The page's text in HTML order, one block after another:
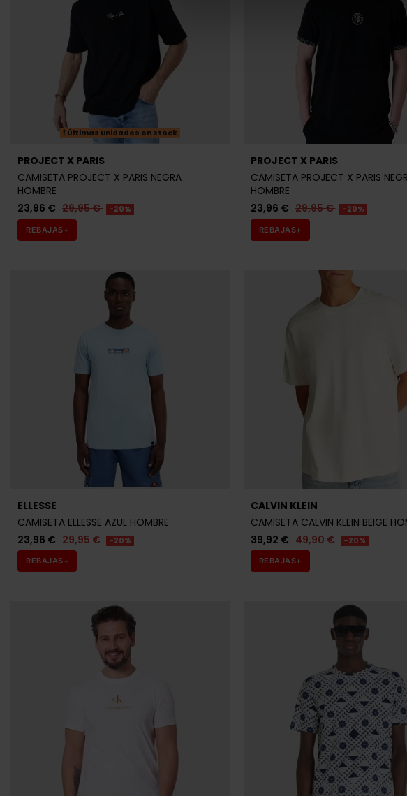
Últimas unidades en stock
PROJECT X PARIS
CAMISETA PROJECT X PARIS NEGRA
HOMBRE
23,96 € 29,95 € -20%
REBAJAS+
PROJECT X PARIS
CAMISETA PROJECT X PARIS
HOMBRE
23,96 € 29,95 € -20%
REBAJAS+
ELLESSE
CAMISETA ELLESSE AZUL HOMBRE
23,96 € 29,95 € -20%
REBAJAS+
CALVIN KLEIN
CAMISETA CALVIN KLEIN BEIGE
39,92 € 49,90 € -20%
REBAJAS+